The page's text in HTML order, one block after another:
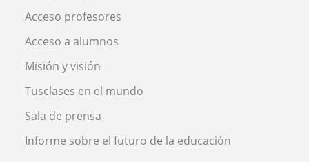
Acceso profesores
Acceso a alumnos
Misión y visión
Tusclases en el mundo
Sala de prensa
Informe sobre el futuro de la educación